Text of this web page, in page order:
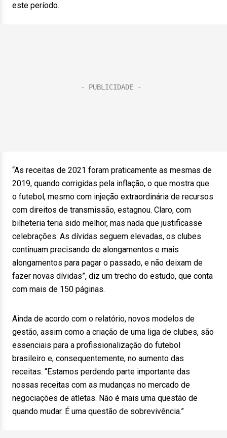
este período.
“As receitas de 2021 foram praticamente as mesmas de
2019, quando corrigidas pela inflação, o que mostra que
o futebol, mesmo com injeção extraordinária de recursos
com direitos de transmissão, estagnou. Claro, com
bilheteria teria sido melhor, mas nada que justificasse
celebrações. As dívidas seguem elevadas, os clubes
continuam precisando de alongamentos e mais
alongamentos para pagar o passado, e não deixam de
fazer novas dívidas”, diz um trecho do estudo, que conta
com mais de 150 páginas.
Ainda de acordo com o relatório, novos modelos de
gestão, assim como a criação de uma liga de clubes, são
essenciais para a profissionalização do futebol
brasileiro e, consequentemente, no aumento das
receitas. “Estamos perdendo parte importante das
nossas receitas com as mudanças no mercado de
negociações de atletas. Não é mais uma questão de
quando mudar. É uma questão de sobrevivência.”